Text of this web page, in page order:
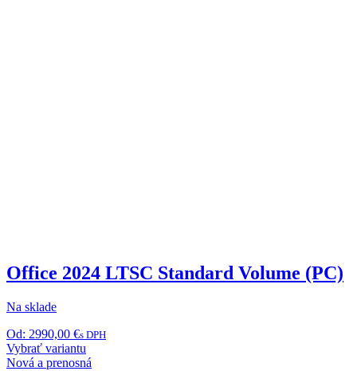
Office 2024 LTSC Standard Volume (PC)
Na sklade
Od: 2990,00 €s DPH
Vybrať variantu
produkt
Nová a prenosná